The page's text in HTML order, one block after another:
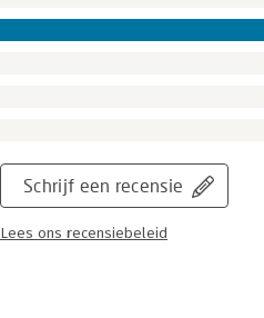
Schrijf een recensie
Lees ons recensiebeleid